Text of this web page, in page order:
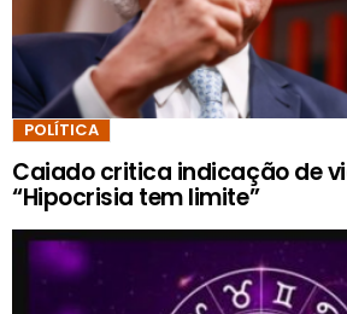
POLÍTICA
Caiado critica indicação de
“Hipocrisia tem limite”